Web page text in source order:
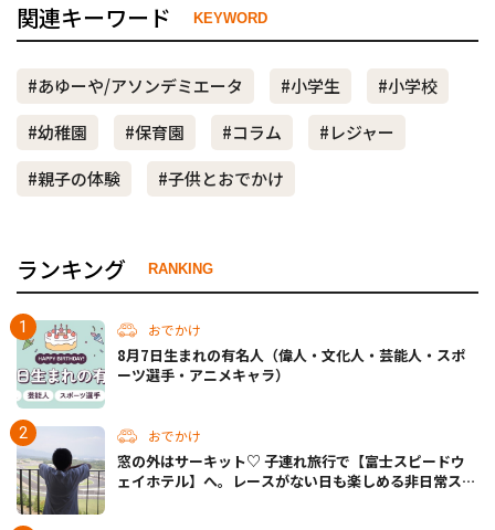
関連キーワード KEYWORD
#あゆーや/アソンデミエータ #小学生
#小学校
#幼稚園
#保育園 #コラム
#レジャー
#親子の体験
#子供とおでかけ
ランキング RANKING
おでかけ
8月7日生まれの有名人（偉人・文化人・芸能人・スポ
ーツ選手・アニメキャラ）
おでかけ
窓の外はサーキット♡ 子連れ旅行で【富士スピードウ
ェイホテル】へ。レースがない日も楽しめる非日常ステ